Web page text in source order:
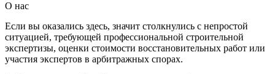
О нас
Если вы оказались здесь, значит столкнулись с непростой
ситуацией, требующей профессиональной строительной
экспертизы, оценки стоимости восстановительных работ или
участия экспертов в арбитражных спорах.